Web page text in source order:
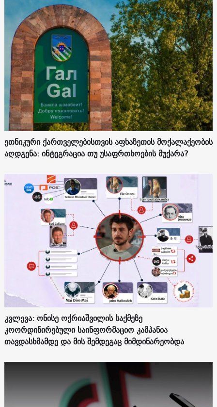
ეთნიკური ქართველებისთვის აფხაზეთის მოქალაქეობის
აღდგენა: ინტეგრაცია თუ უსაფრთხოების მუქარა?
კვლევა: ონისე ოქრიაშვილის საქმეზე
კოორდინირებული საინფორმაციო კამპანია
თავდასხმამდე და მის შემდეგაც მიმდინარეობდა